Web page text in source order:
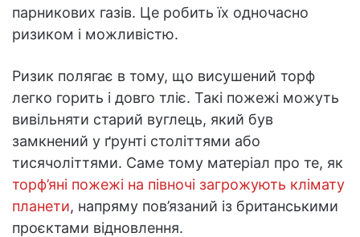
парникових газів. Це робить їх одночасно
ризиком і можливістю.
Ризик полягає в тому, що висушений торф
легко горить і довго тліє. Такі пожежі можуть
вивільняти старий вуглець, який був
замкнений у ґрунті століттями або
тисячоліттями. Саме тому матеріал про те, як
торф’яні пожежі на півночі загрожують клімату
планети, напряму пов’язаний із британськими
проєктами відновлення.